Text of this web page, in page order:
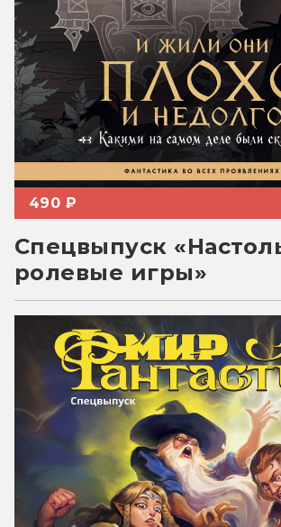
490 ₽
Спецвыпуск
ролевые игры»